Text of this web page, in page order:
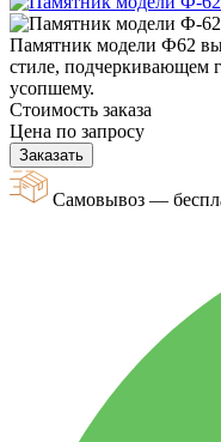
Памятник модели Ф62
стиле, подчеркивающем
усопшему.
Стоимость заказа
Цена по запросу
Заказать
Самовывоз —